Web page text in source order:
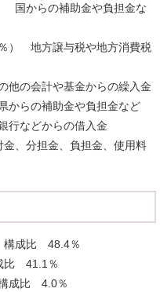
国からの補助金や負担金な
） 地方譲与税や地方消費税
の会計や基金からの繰入金
らの補助金や負担金など
などからの借入金
、分担金、負担金、使用料
成比 48.4％
比 41.1％
成比 4.0％